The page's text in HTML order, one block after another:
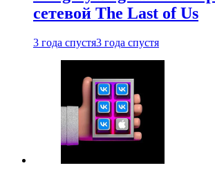
сетевой The Last of Us
3 года спустя3 года спустя